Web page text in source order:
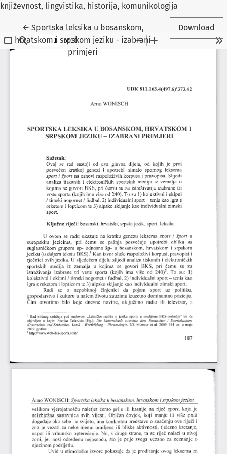
književnost, lingvistika, historija, komunikologija
← Return to Article Details
Sportska leksika u bosanskom,
hrvatskom i srpskom jeziku - izabrani
primjeri
Download